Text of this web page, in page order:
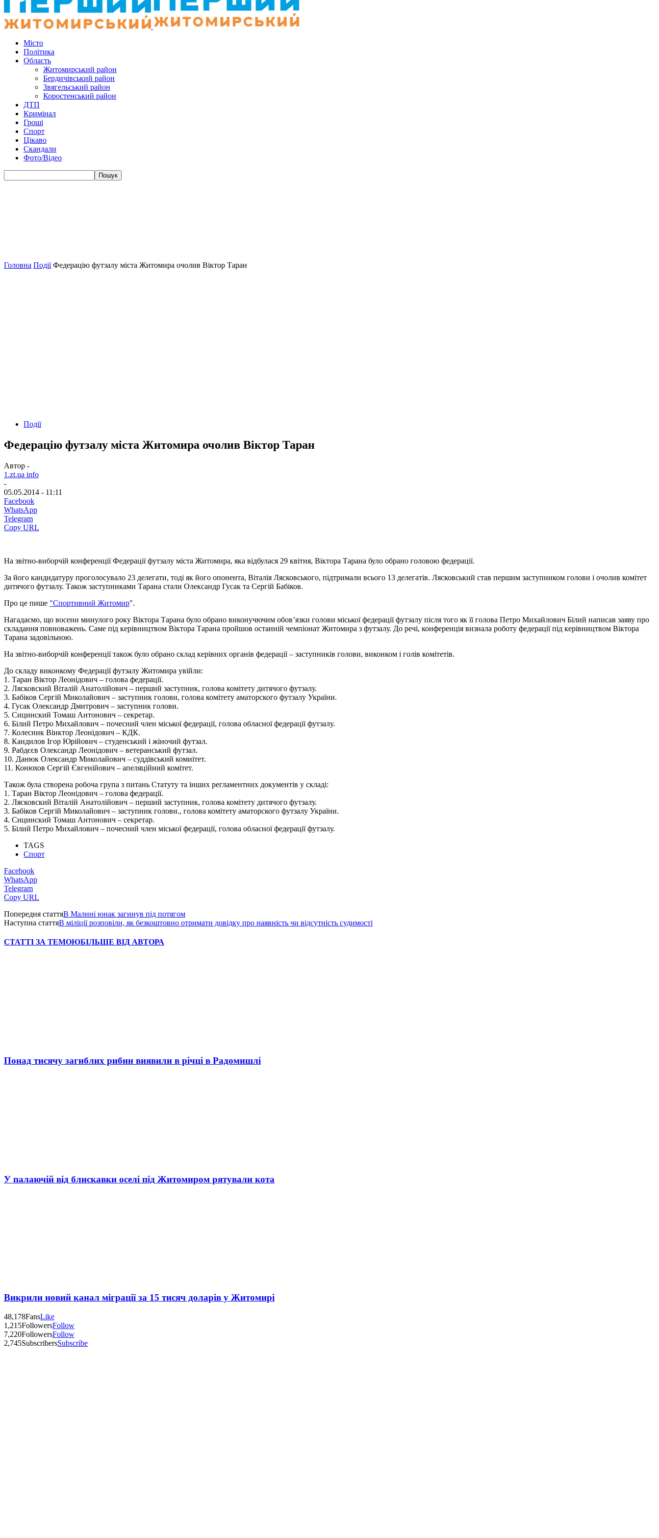
Місто
Політика
Область
Житомирський район
Бердичівський район
Звягельський район
Коростенський район
ДТП
Кримінал
Гроші
Спорт
Цікаво
Скандали
Фото/Відео
Головна Події Федерацію футзалу міста Житомира очолив Віктор Таран
Події
Федерацію футзалу міста Житомира очолив Віктор Таран
Автор -
1.zt.ua info
-
05.05.2014 - 11:11
Facebook
WhatsApp
Telegram
Copy URL
На звітно-виборчій конференції Федерації футзалу міста Житомира, яка відбулася 29 квітня, Віктора Тарана було обрано головою федерації.
За його кандидатуру проголосувало 23 делегати, тоді як його опонента, Віталія Лясковського, підтримали всього 13 делегатів. Лясковський став першим заступником голови і очолив комітет
дитячого футзалу. Також заступниками Тарана стали Олександр Гусак та Сергій Бабіков.
Про це пише "Спортивний Житомир".
Нагадаємо, що восени минулого року Віктора Тарана було обрано виконучючим обов’язки голови міської федерації футзалу після того як її голова Петро Михайлович Білий написав заяву про
складання повноважень. Саме під керівництвом Віктора Тарана пройшов останній чемпіонат Житомира з футзалу. До речі, конференція визнала роботу федерації під керівництвом Віктора
Тарана задовільною.
На звітно-виборчій конференції також було обрано склад керівних органів федерації – заступників голови, виконком і голів комітетів.
До складу виконкому Федерації футзалу Житомира увійли:
1. Таран Віктор Леонідович – голова федерації.
2. Лясковский Віталій Анатолійович – перший заступник, голова комітету дитячого футзалу.
3. Бабіков Сергій Миколайович – заступник голови, голова комітету аматорского футзалу України.
4. Гусак Олександр Дмитрович – заступник голови.
5. Сицинский Томаш Антонович – секретар.
6. Білий Петро Михайлович – почесний член міської федерації, голова обласної федерації футзалу.
7. Колесник Віиктор Леонідович – КДК.
8. Кандилов Ігор Юрійович – студенський і жіночий футзал.
9. Рабдєєв Олександр Леонідович – ветеранський футзал.
10. Данюк Олександр Миколайович – суддівський комиітет.
11. Конюхов Сергій Євгенійович – апеляційний комітет.
Також була створена робоча група з питань Статуту та інших регламентних документів у складі:
1. Таран Віктор Леонідович – голова федерації.
2. Лясковский Віталій Анатолійович – перший заступник, голова комітету дитячого футзалу.
3. Бабіков Сергій Миколайович – заступник голови., голова комітету аматорского футзалу України.
4. Сицинский Томаш Антонович – секретар.
5. Білий Петро Михайлович – почесний член міської федерації, голова обласної федерації футзалу.
TAGS
Спорт
Facebook
WhatsApp
Telegram
Copy URL
Попередня статтяВ Малині юнак загинув під потягом
Наступна статтяВ міліції розповіли, як безкоштовно отримати довідку про наявність чи відсутність судимості
СТАТТІ ЗА ТЕМОЮБІЛЬШЕ ВІД АВТОРА
Понад тисячу загиблих рибин виявили в річці в Радомишлі
У палаючій від блискавки оселі під Житомиром рятували кота
Викрили новий канал міграції за 15 тисяч доларів у Житомирі
48,178FansLike
1,215FollowersFollow
7,220FollowersFollow
2,745SubscribersSubscribe